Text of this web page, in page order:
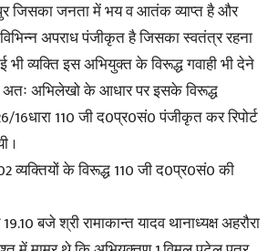
जिसका जनता में भय व आतंक व्याप्त है और
अपराध पंजीकृत है जिसका स्वतंत्र रहना
भी व्यक्ति इस अभियुक्त के विरूद्ध गवाही भी देने
अतः अभिलेखो के आधार पर इसके विरूद्ध
110 जी द0प्र0सं0 पंजीकृत कर रिपोर्ट
।
व्यक्तियों के विरूद्ध 110 जी द0प्र0सं0 की
बजे श्री रामाकान्त यादव थानाध्यक्ष अहरौरा